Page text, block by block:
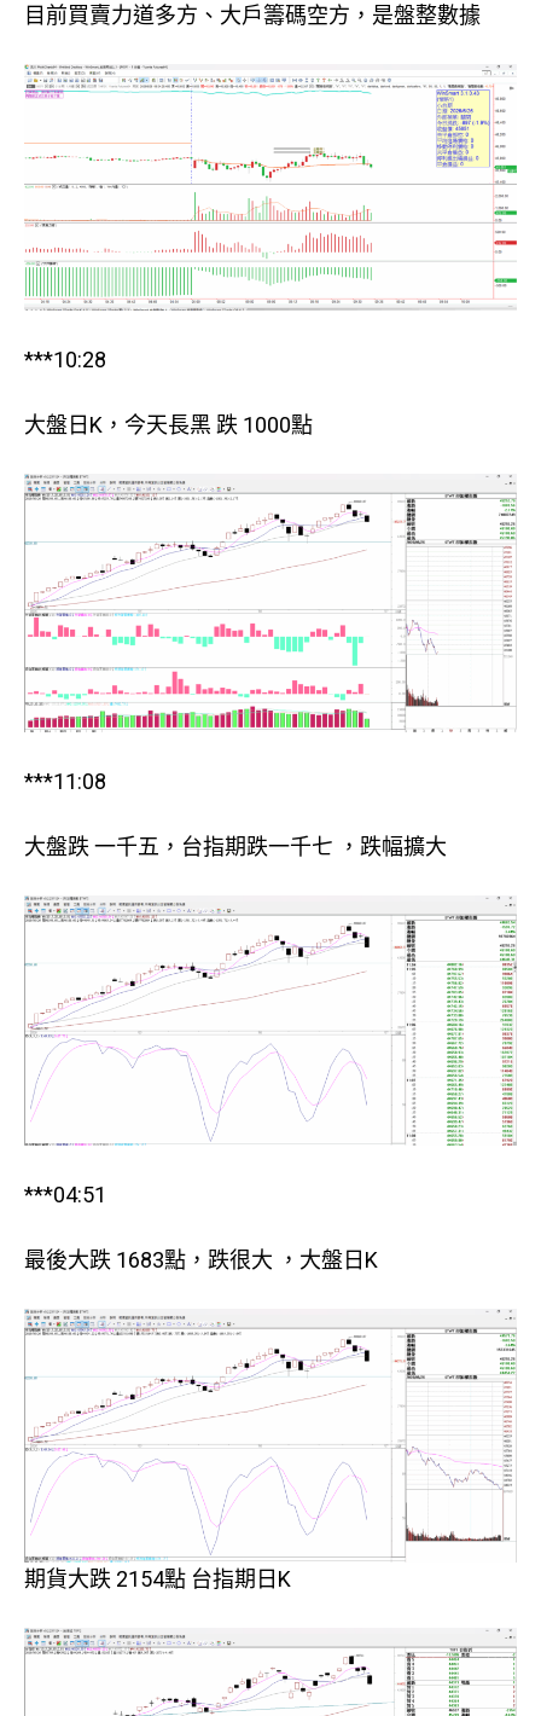
目前買賣力道多方、大戶籌碼空方，是盤整數據
***10:28
大盤日K，今天長黑 跌 1000點
***11:08
大盤跌 一千五，台指期跌一千七 ，跌幅擴大
***04:51
最後大跌 1683點，跌很大 ，大盤日K
期貨大跌 2154點 台指期日K